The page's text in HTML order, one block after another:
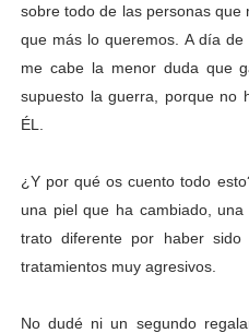
sobre todo de las personas
que más lo queremos. A día
me cabe la menor duda que
supuesto la guerra, porque no
ÉL.
¿Y por qué os cuento todo
una piel que ha cambiado,
trato diferente por haber
tratamientos muy agresivos.
No dudé ni un segundo